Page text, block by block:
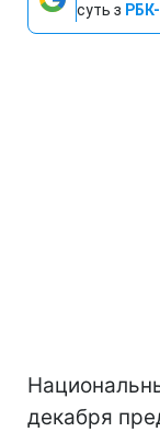
суть з
декабря